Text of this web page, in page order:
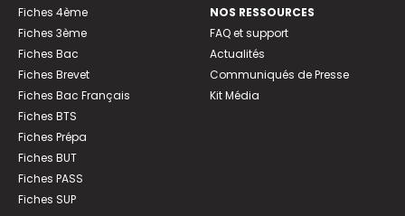
Fiches 4ème
Fiches 3ème
Fiches Bac
Fiches Brevet
Fiches Bac Français
Fiches BTS
Fiches Prépa
Fiches BUT
Fiches PASS
Fiches SUP
NOS RESSOURCES
FAQ et support
Actualités
Communiqués de Presse
Kit Média